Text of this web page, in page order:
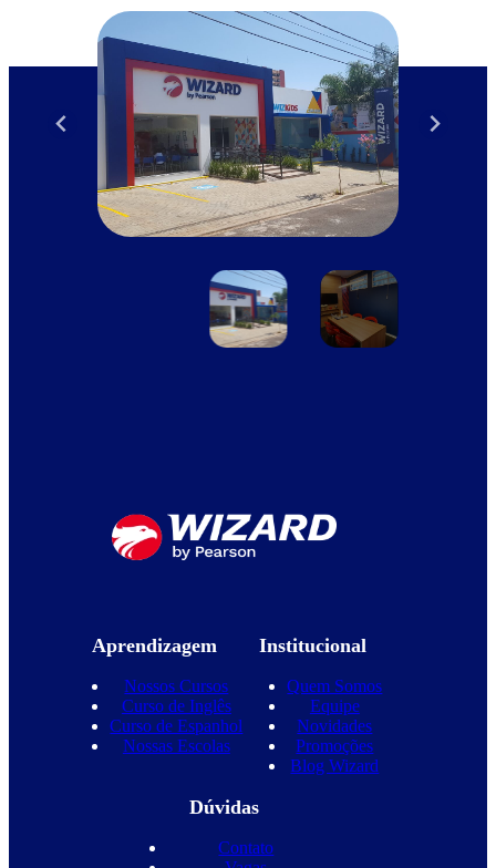
Aprendizagem
Nossos Cursos
Curso de Inglês
Curso de Espanhol
Nossas Escolas
Institucional
Quem Somos
Equipe
Novidades
Promoções
Blog Wizard
Dúvidas
Contato